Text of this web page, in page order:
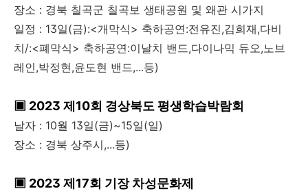
장소 : 경북 칠곡군 칠곡보 생태공원 및 왜관 시가지
일정 : 13일(금):<개막식> 축하공연:전유진,김희재,다비
치/:<폐막식> 축하공연:이날치 밴드,다이나믹 듀오,노브
레인,박정현,윤도현 밴드,...등)
▣ 2023 제10회 경상북도 평생학습박람회
날자 : 10월 13일(금)~15일(일)
장소 : 경북 상주시,...등)
▣ 2023 제17회 기장 차성문화제